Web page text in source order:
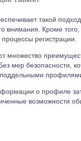
такой
внимания. Кроме
регистрации.
множество
мер безопасности,
поддельными
о профиле
возможности